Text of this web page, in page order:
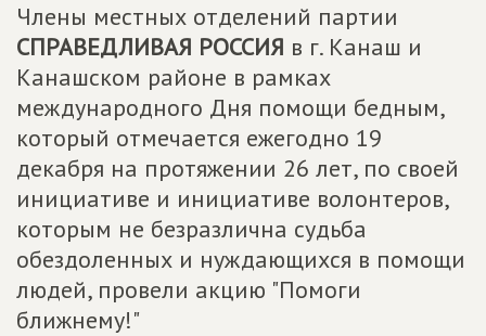
Члены местных отделений партии
СПРАВЕДЛИВАЯ РОССИЯ в г. Канаш и
Канашском районе в рамках
международного Дня помощи бедным,
который отмечается ежегодно 19
декабря на протяжении 26 лет, по своей
инициативе и инициативе волонтеров,
которым не безразлична судьба
обездоленных и нуждающихся в помощи
людей, провели акцию "Помоги
ближнему!"